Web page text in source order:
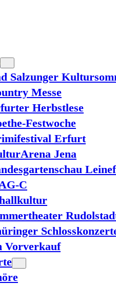
Salzunger
Messe
Herbstlese
Festwoche
Erfurt
Jena
C
Vorverkauf